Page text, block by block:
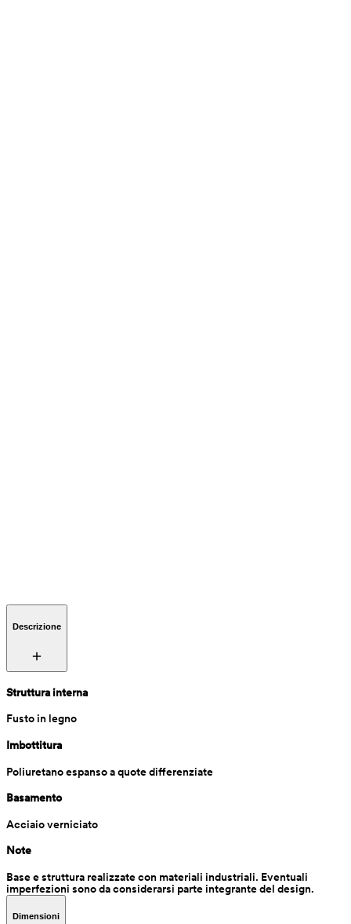
Descrizione
Struttura interna
Fusto in legno
Imbottitura
Poliuretano espanso a quote differenziate
Basamento
Acciaio verniciato
Note
Base e struttura realizzate con materiali industriali. Eventuali
imperfezioni sono da considerarsi parte integrante del design.
Dimensioni